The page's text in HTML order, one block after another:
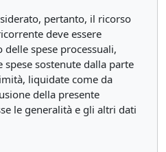
pertanto, il ricorso
deve essere
spese processuali,
sostenute dalla parte
liquidate come da
della presente
le generalità e gli altri dati